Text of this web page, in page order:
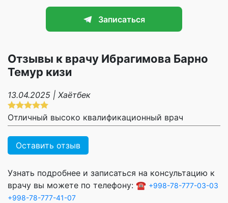
Записаться
Отзывы к врачу Ибрагимова Барно
Темур кизи
13.04.2025 | Хаётбек
Отличный высоко квалификационный врач
Оставить отзыв
Узнать подробнее и записаться на консультацию к
врачу вы можете по телефону: ☎️ +998-78-777-03-03
+998-78-777-41-07